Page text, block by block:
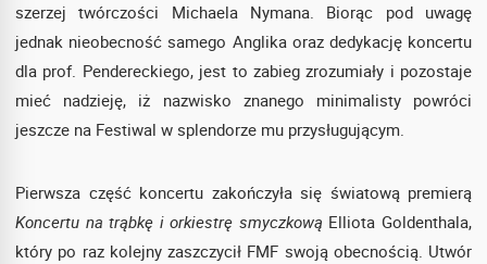
szerzej twórczości Michaela Nymana. Biorąc pod uwagę
jednak nieobecność samego Anglika oraz dedykację koncertu
dla prof. Pendereckiego, jest to zabieg zrozumiały i pozostaje
mieć nadzieję, iż nazwisko znanego minimalisty powróci
jeszcze na Festiwal w splendorze mu przysługującym.
Pierwsza część koncertu zakończyła się światową premierą
Koncertu na trąbkę i orkiestrę smyczkową Elliota Goldenthala,
który po raz kolejny zaszczycił FMF swoją obecnością. Utwór